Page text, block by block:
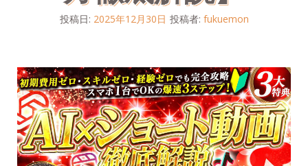
投稿日: 2025年12月30日 投稿者: fukuemon